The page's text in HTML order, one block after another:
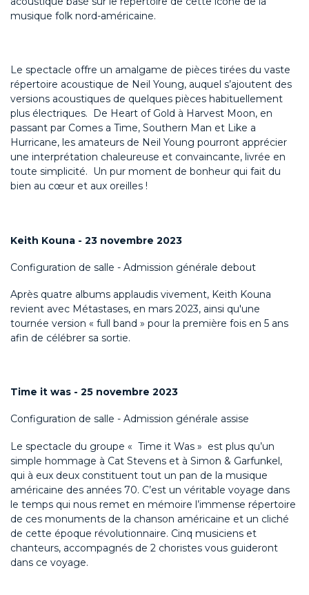
musique folk nord-américaine.
Le spectacle offre un amalgame de pièces tirées du vaste
répertoire acoustique de Neil Young, auquel s’ajoutent des
versions acoustiques de quelques pièces habituellement
plus électriques. De Heart of Gold à Harvest Moon, en
passant par Comes a Time, Southern Man et Like a
Hurricane, les amateurs de Neil Young pourront apprécier
une interprétation chaleureuse et convaincante, livrée en
toute simplicité. Un pur moment de bonheur qui fait du
bien au cœur et aux oreilles !
Keith Kouna - 23 novembre 2023
Configuration de salle - Admission générale debout
Après quatre albums applaudis vivement, Keith Kouna
revient avec Métastases, en mars 2023, ainsi qu'une
tournée version « full band » pour la première fois en 5 ans
afin de célébrer sa sortie.
Time it was - 25 novembre 2023
Configuration de salle - Admission générale assise
Le spectacle du groupe « Time it Was » est plus qu’un
simple hommage à Cat Stevens et à Simon & Garfunkel,
qui à eux deux constituent tout un pan de la musique
américaine des années 70. C’est un véritable voyage dans
le temps qui nous remet en mémoire l’immense répertoire
de ces monuments de la chanson américaine et un cliché
de cette époque révolutionnaire. Cinq musiciens et
chanteurs, accompagnés de 2 choristes vous guideront
dans ce voyage.